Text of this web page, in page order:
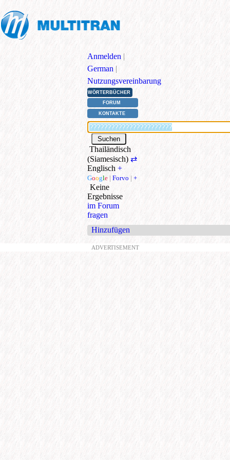
Anmelden |
German |
Nutzungsvereinbarung
WÖRTERBÜCHER
FORUM
KONTAKTE
Thailändisch
(Siamesisch) ⇄
Englisch +
Google | Forvo | +
Keine
Ergebnisse
im Forum
fragen
Hinzufügen
ADVERTISEMENT